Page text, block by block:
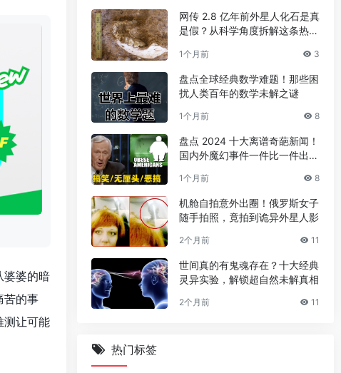
婆婆的暗
苦的事
测让可能
网传 2.8 亿年前外星人化石是真
是假？从科学角度拆解这条热门
1个月前 3
盘点全球经典数学难题！那些困
扰人类百年的数学未解之谜
1个月前 8
盘点 2024 十大离谱奇葩新闻！
国内外魔幻事件一件比一件出人
1个月前 8
机舱自拍意外出圈！俄罗斯女子
随手拍照，竟拍到诡异外星人影
2个月前 11
世间真的有鬼魂存在？十大经典
灵异实验，解锁超自然未解真相
2个月前 11
热门标签